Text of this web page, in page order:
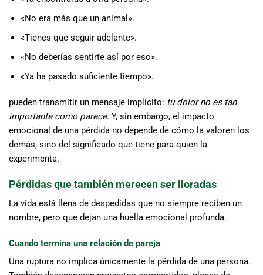
«No era más que un animal».
«Tienes que seguir adelante».
«No deberías sentirte así por eso».
«Ya ha pasado suficiente tiempo».
pueden transmitir un mensaje implícito: tu dolor no es tan
importante como parece. Y, sin embargo, el impacto
emocional de una pérdida no depende de cómo la valoren los
demás, sino del significado que tiene para quien la
experimenta.
Pérdidas que también merecen ser lloradas
La vida está llena de despedidas que no siempre reciben un
nombre, pero que dejan una huella emocional profunda.
Cuando termina una relación de pareja
Una ruptura no implica únicamente la pérdida de una persona.